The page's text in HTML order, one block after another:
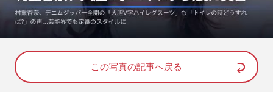
n
u
o
d
:
この写真の記事へ戻る